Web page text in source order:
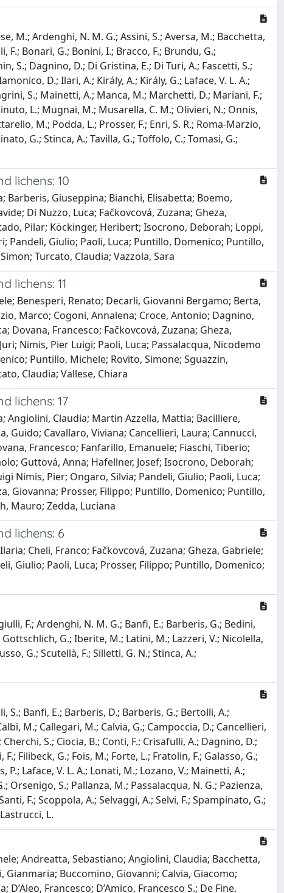
M.; Ardenghi, N. M. G.; Assini, S.; Aversa, M.; Bacchetta,
F.; Bonari, G.; Bonini, I.; Bracco, F.; Brundu, G.;
S.; Dagnino, D.; Di Gristina, E.; Di Turi, A.; Fascetti, S.;
D.; Ilari, A.; Király, A.; Király, G.; Laface, V. L. A.;
S.; Mainetti, A.; Manca, M.; Marchetti, D.; Mariani, F.;
L.; Mugnai, M.; Musarella, C. M.; Olivieri, N.; Onnis,
M.; Podda, L.; Prosser, F.; Enri, S. R.; Roma-Marzio,
G.; Stinca, A.; Tavilla, G.; Toffolo, C.; Tomasi, G.;
lichens: 10
Barberis, Giuseppina; Bianchi, Elisabetta; Boemo,
Di Nuzzo, Luca; Fačkovcová, Zuzana; Gheza,
Pilar; Köckinger, Heribert; Isocrono, Deborah; Loppi,
Pandeli, Giulio; Paoli, Luca; Puntillo, Domenico; Puntillo,
Turcato, Claudia; Vazzola, Sara
lichens: 11
Benesperi, Renato; Decarli, Giovanni Bergamo; Berta,
Marco; Cogoni, Annalena; Croce, Antonio; Dagnino,
Dovana, Francesco; Fačkovcová, Zuzana; Gheza,
Nimis, Pier Luigi; Paoli, Luca; Passalacqua, Nicodemo
Puntillo, Michele; Rovito, Simone; Sguazzin,
Claudia; Vallese, Chiara
lichens: 17
Angiolini, Claudia; Martin Azzella, Mattia; Bacilliere,
Guido; Cavallaro, Viviana; Cancellieri, Laura; Cannucci,
Francesco; Fanfarillo, Emanuele; Fiaschi, Tiberio;
Guttová, Anna; Hafellner, Josef; Isocrono, Deborah;
Nimis, Pier; Ongaro, Silvia; Pandeli, Giulio; Paoli, Luca;
Giovanna; Prosser, Filippo; Puntillo, Domenico; Puntillo,
Mauro; Zedda, Luciana
lichens: 6
Cheli, Franco; Fačkovcová, Zuzana; Gheza, Gabriele;
Giulio; Paoli, Luca; Prosser, Filippo; Puntillo, Domenico;
F.; Ardenghi, N. M. G.; Banfi, E.; Barberis, G.; Bedini,
G.; Iberite, M.; Latini, M.; Lazzeri, V.; Nicolella,
G.; Scutellà, F.; Silletti, G. N.; Stinca, A.;
S.; Banfi, E.; Barberis, D.; Barberis, G.; Bertolli, A.;
M.; Callegari, M.; Calvia, G.; Campoccia, D.; Cancellieri,
S.; Ciocia, B.; Conti, F.; Crisafulli, A.; Dagnino, D.;
Filibeck, G.; Fois, M.; Forte, L.; Fratolin, F.; Galasso, G.;
Laface, V. L. A.; Lonati, M.; Lozano, V.; Mainetti, A.;
S.; Pallanza, M.; Passalacqua, N. G.; Pazienza,
F.; Scoppola, A.; Selvaggi, A.; Selvi, F.; Spampinato, G.;
L.
Andreatta, Sebastiano; Angiolini, Claudia; Bacchetta,
Buccomino, Giovanni; Calvia, Giacomo;
Francesco; D’Amico, Francesco S.; De Fine,